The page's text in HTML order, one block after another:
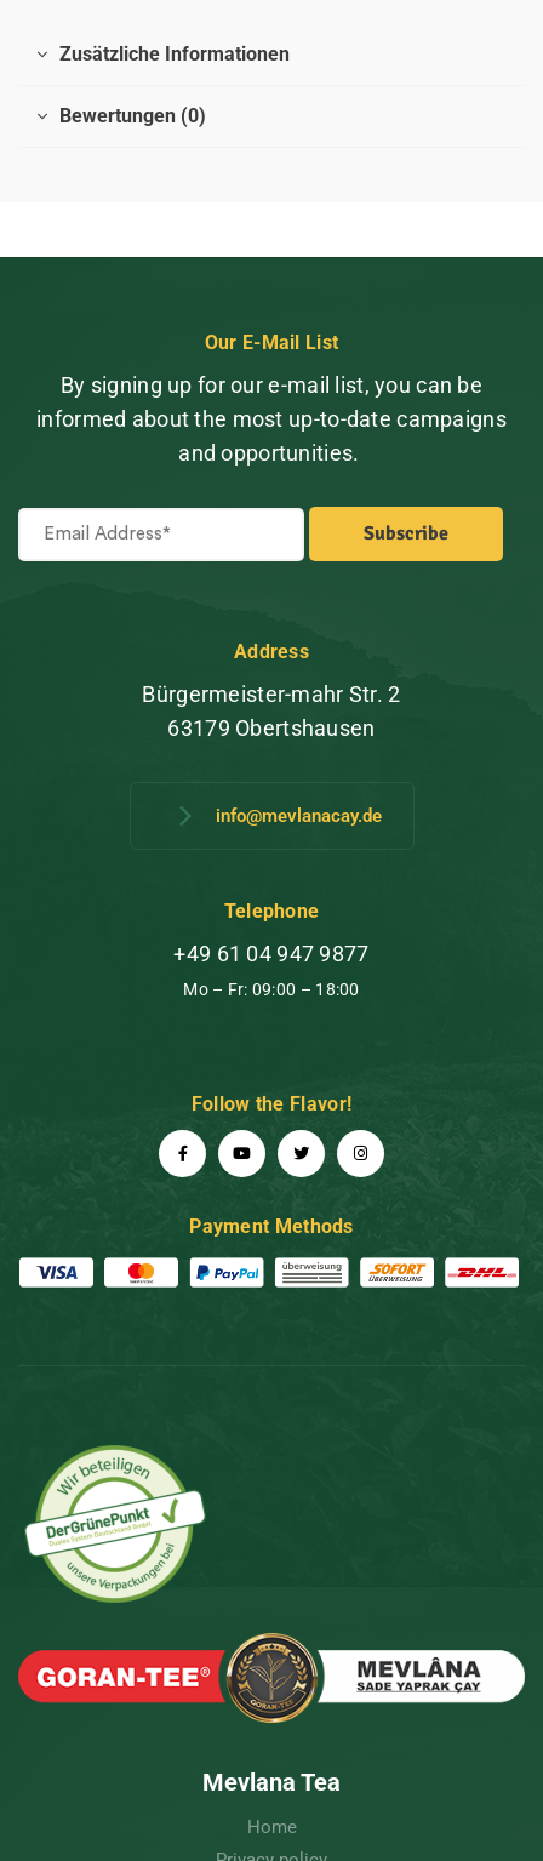
Zusätzliche Informationen
Bewertungen (0)
Our E-Mail List
By signing up for our e-mail list, you can be
informed about the most up-to-date campaigns
and opportunities.
Address
Bürgermeister-mahr Str. 2
63179 Obertshausen
info@mevlanacay.de
Telephone
+49 61 04 947 9877
Mo – Fr: 09:00 – 18:00
Follow the Flavor!
Payment Methods
Mevlana Tea
Home